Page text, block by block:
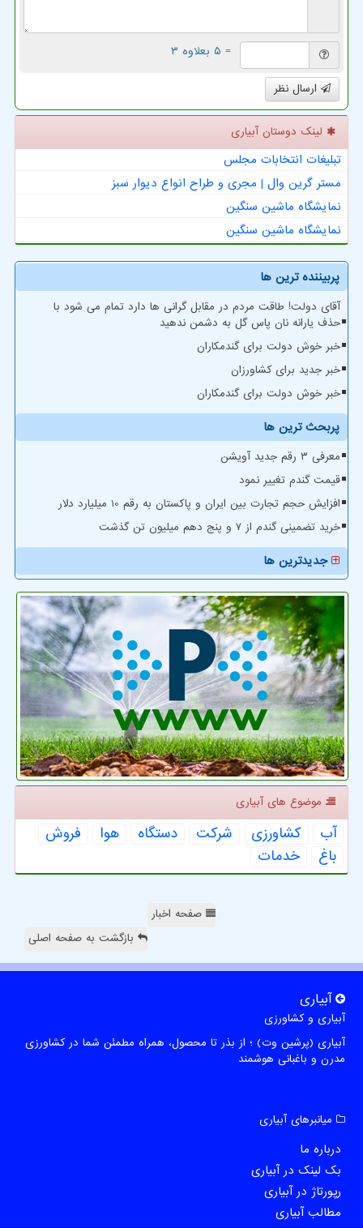
= ۵ بعلاوه ۳
ارسال نظر
لینک دوستان آبیاری
تبلیغات انتخابات مجلس
مستر گرین وال | مجری و طراح انواع دیوار سبز
نمایشگاه ماشین سنگین
نمایشگاه ماشین سنگین
پربیننده ترین ها
آقای دولت! طاقت مردم در مقابل گرانی ها دارد تمام می شود با
حذف یارانه نان پاس گل به دشمن ندهید
خبر خوش دولت برای گندمکاران
خبر جدید برای کشاورزان
خبر خوش دولت برای گندمکاران
پربحث ترین ها
معرفی ۳ رقم جدید آویشن
قیمت گندم تغییر نمود
افزایش حجم تجارت بین ایران و پاکستان به رقم 10 میلیارد دلار
خرید تضمینی گندم از ۷ و پنج دهم میلیون تن گذشت
جدیدترین ها
موضوع های آبیاری
آب كشاورزی شركت دستگاه هوا
فروش
باغ
خدمات
صفحه اخبار
بازگشت به صفحه اصلی
آبیاری
آبیاری و کشاورزی
آبیاری (پرشین وت) ؛ از بذر تا محصول، همراه مطمئن شما در کشاورزی
مدرن و باغبانی هوشمند
میانبرهای آبیاری
درباره ما
بک لینک در آبیاری
رپورتاژ در آبیاری
مطالب آبیاری